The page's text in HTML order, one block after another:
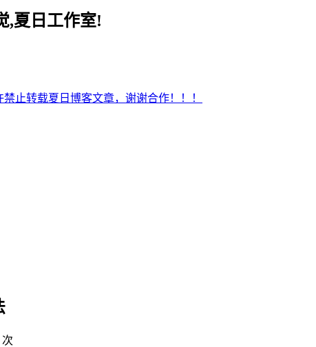
,夏日工作室!
止转载夏日博客文章，谢谢合作！！！
次